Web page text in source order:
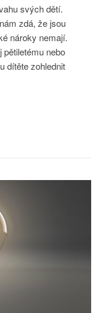
svých dětí.
zdá, že jsou
nároky nemají.
pětiletému nebo
dítěte zohlednit